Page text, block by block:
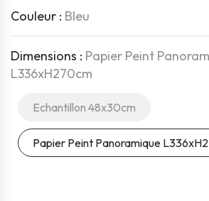
Couleur : Bleu
Dimensions : Papier Peint
L336xH270cm
Echantillon 48x30cm
Papier Peint Panoramique